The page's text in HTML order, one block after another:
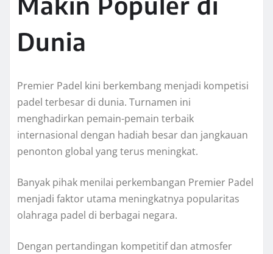
Dunia
Premier Padel kini berkembang menjadi kompetisi
padel terbesar di dunia. Turnamen ini
menghadirkan pemain-pemain terbaik
internasional dengan hadiah besar dan jangkauan
penonton global yang terus meningkat.
Banyak pihak menilai perkembangan Premier Padel
menjadi faktor utama meningkatnya popularitas
olahraga padel di berbagai negara.
Dengan pertandingan kompetitif dan atmosfer